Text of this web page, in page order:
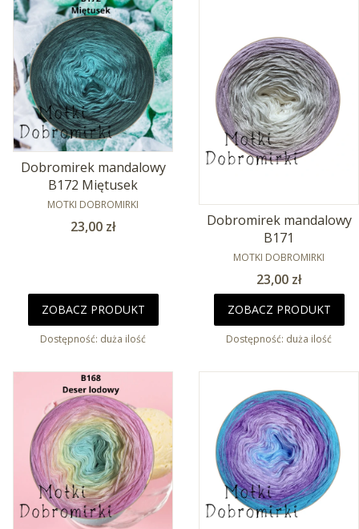
Dobromirek mandalowy
B172 Miętusek
PRODUCENT
MOTKI DOBROMIRKI
Cena
23,00 zł
ZOBACZ PRODUKT
Dostępność: duża ilość
Dobromirek mandalowy
B171
PRODUCENT
MOTKI DOBROMIRKI
Cena
23,00 zł
ZOBACZ PRODUKT
Dostępność: duża ilość